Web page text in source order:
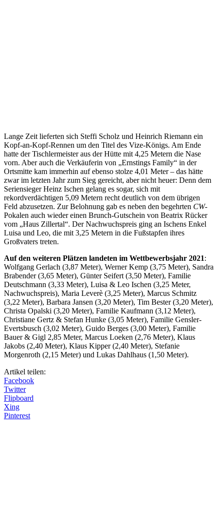
Lange Zeit lieferten sich Steffi Scholz und Heinrich Riemann ein
Kopf-an-Kopf-Rennen um den Titel des Vize-Königs. Am Ende
hatte der Tischlermeister aus der Hütte mit 4,25 Metern die Nase
vorn. Aber auch die Verkäuferin von „Ernstings Family“ in der
Ortsmitte kam immerhin auf ebenso stolze 4,01 Meter – das hätte
zwar im letzten Jahr zum Sieg gereicht, aber nicht heuer: Denn dem
Seriensieger Heinz Ischen gelang es sogar, sich mit
rekordverdächtigen 5,09 Metern recht deutlich von dem übrigen
Feld abzusetzen. Zur Belohnung gab es neben den begehrten CW-
Pokalen auch wieder einen Brunch-Gutschein von Beatrix Rücker
vom „Haus Zillertal“. Der Nachwuchspreis ging an Ischens Enkel
Luisa und Leo, die mit 3,25 Metern in die Fußstapfen ihres
Großvaters treten.
Auf den weiteren Plätzen landeten im Wettbewerbsjahr 2021:
Wolfgang Gerlach (3,87 Meter), Werner Kemp (3,75 Meter), Sandra
Brabender (3,65 Meter), Günter Seifert (3,50 Meter), Familie
Deutschmann (3,33 Meter), Luisa & Leo Ischen (3,25 Meter,
Nachwuchspreis), Maria Leverè (3,25 Meter), Marcus Schmitz
(3,22 Meter), Barbara Jansen (3,20 Meter), Tim Bester (3,20 Meter),
Christa Opalski (3,20 Meter), Familie Kaufmann (3,12 Meter),
Christiane Gertz & Stefan Hunke (3,05 Meter), Familie Gensler-
Evertsbusch (3,02 Meter), Guido Berges (3,00 Meter), Familie
Bauer & Gigl 2,85 Meter, Marcus Loeken (2,76 Meter), Klaus
Jakobs (2,40 Meter), Klaus Kipper (2,40 Meter), Stefanie
Morgenroth (2,15 Meter) und Lukas Dahlhaus (1,50 Meter).
Artikel teilen:
Facebook
Twitter
Flipboard
Xing
Pinterest